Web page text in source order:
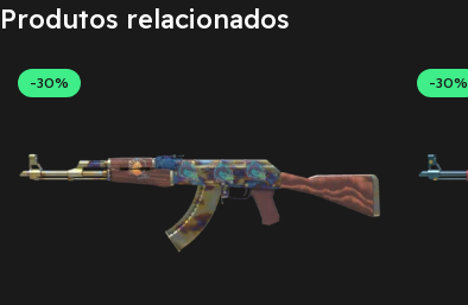
Produtos relacionados
-30% -30%